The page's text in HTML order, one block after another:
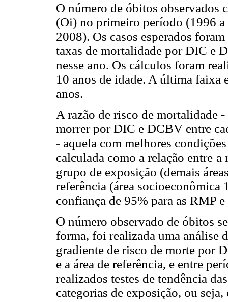
O número de óbitos observados
(Oi) no primeiro período (1996
2008). Os casos esperados
taxas de mortalidade por DIC e
nesse ano. Os cálculos foram
10 anos de idade. A última faixa
anos.
A razão de risco de mortalidade
morrer por DIC e DCBV entre
- aquela com melhores
calculada como a relação entre a
grupo de exposição (demais
referência (área
confiança de 95% para as RMP
O número observado de óbitos
forma, foi realizada uma análise
gradiente de risco de morte por
e a área de referência, e entre
realizados testes de tendência
categorias de exposição, ou